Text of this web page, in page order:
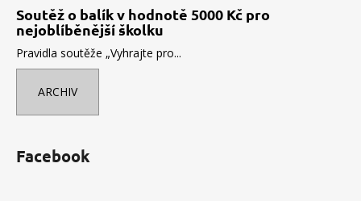
Soutěž o balík v hodnotě 5000 Kč pro
nejoblíběnější školku
Pravidla soutěže „Vyhrajte pro...
ARCHIV
Facebook